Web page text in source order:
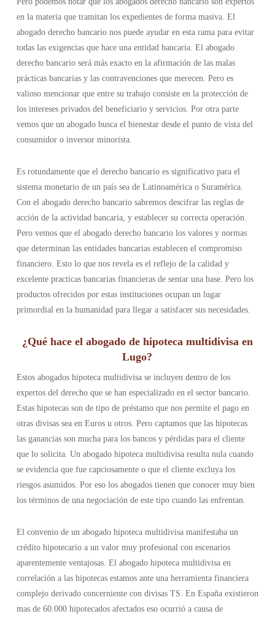
en la materia que tramitan los expedientes de forma masiva. El
abogado derecho bancario nos puede ayudar en esta rama para evitar
todas las exigencias que hace una entidad bancaria. El abogado
derecho bancario será más exacto en la afirmación de las malas
prácticas bancarias y las contravenciones que merecen. Pero es
valioso mencionar que entre su trabajo consiste en la protección de
los intereses privados del beneficiario y servicios. Por otra parte
vemos que un abogado busca el bienestar desde el punto de vista del
consumidor o inversor minorista.
Es rotundamente que el derecho bancario es significativo para el
sistema monetario de un país sea de Latinoamérica o Suramérica.
Con el abogado derecho bancario sabremos descifrar las reglas de
acción de la actividad bancaria, y establecer su correcta operación.
Pero vemos que el abogado derecho bancario los valores y normas
que determinan las entidades bancarias establecen el compromiso
financiero. Esto lo que nos revela es el reflejo de la calidad y
excelente practicas bancarias financieras de sentar una base. Pero los
productos ofrecidos por estas instituciones ocupan un lugar
primordial en la humanidad para llegar a satisfacer sus necesidades.
¿Qué hace el abogado de hipoteca multidivisa en
Lugo?
Estos abogados hipoteca multidivisa se incluyen dentro de los
expertos del derecho que se han especializado en el sector bancario.
Estas hipotecas son de tipo de préstamo que nos permite el pago en
otras divisas sea en Euros u otros. Pero captamos que las hipotecas
las ganancias son mucha para los bancos y pérdidas para el cliente
que lo solicita. Un abogado hipoteca multidivisa resulta nula cuando
se evidencia que fue capciosamente o que el cliente excluya los
riesgos asumidos. Por eso los abogados tienen que conocer muy bien
los términos de una negociación de este tipo cuando las enfrentan.
El convenio de un abogado hipoteca multidivisa manifestaba un
crédito hipotecario a un valor muy profesional con escenarios
aparentemente ventajosas. El abogado hipoteca multidivisa en
correlación a las hipotecas estamos ante una herramienta financiera
complejo derivado concerniente con divisas TS. En España existieron
mas de 60.000 hipotecados afectados eso ocurrió a causa de